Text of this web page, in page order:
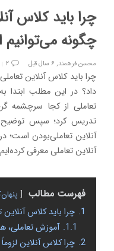
چرا باید کلاس
چگونه می‌توانیم
محسن فرهمند, ۶ سال قبل ۲
چرا باید کلاس آنلاین
داد؟ در این مطلب ابتدا
تعاملی از کجا سرچشمه
تدریس کرد؛ سپس توضیح
آنلاین تعاملی‌بودن است؛
آنلاین تعاملی معرفی
فهرست مطالب
1. چرا باید کلاس آنلاین
1.1. آموزش تعاملی،
2. چرا کلاس آنلاین